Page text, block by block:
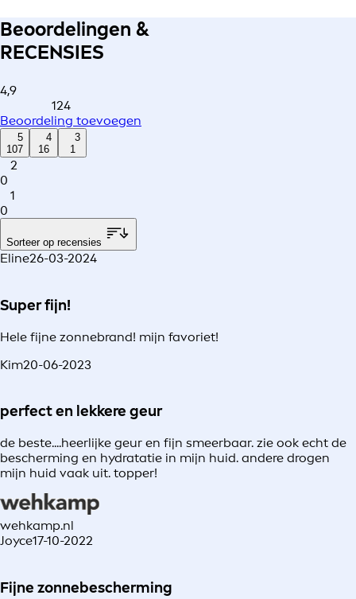
Beoordelingen &
RECENSIES
4,9
124
Beoordeling toevoegen
5
107
4
16
3
1
2
0
1
0
Sorteer op recensies
Eline26-03-2024
Super fijn!
Hele fijne zonnebrand! mijn favoriet!
Kim20-06-2023
perfect en lekkere geur
de beste....heerlijke geur en fijn smeerbaar. zie ook echt de
bescherming en hydratatie in mijn huid. andere drogen
mijn huid vaak uit. topper!
wehkamp.nl
Joyce17-10-2022
Fijne zonnebescherming